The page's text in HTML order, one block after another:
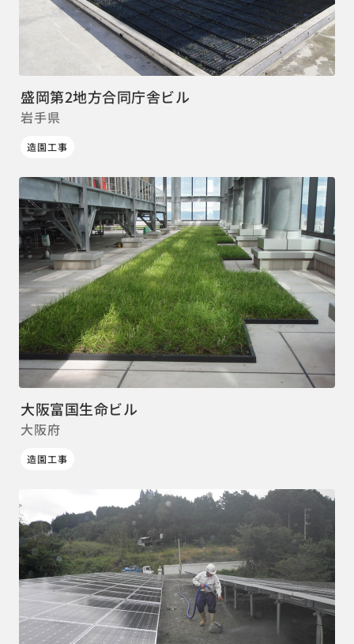
盛岡第2地方合同庁舎ビル
岩手県
造園工事
大阪富国生命ビル
大阪府
造園工事